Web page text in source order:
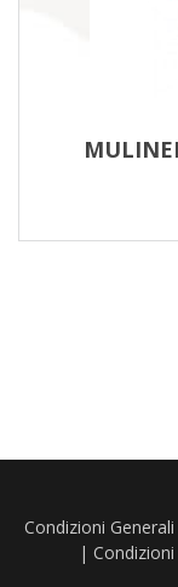
Condizioni
|